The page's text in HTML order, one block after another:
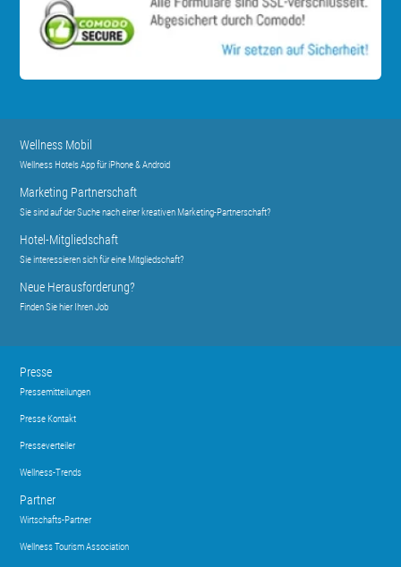
Wellness Mobil
Wellness Hotels App für iPhone & Android
Marketing Partnerschaft
Sie sind auf der Suche nach einer kreativen Marketing-Partnerschaft?
Hotel-Mitgliedschaft
Sie interessieren sich für eine Mitgliedschaft?
Neue Herausforderung?
Finden Sie hier Ihren Job
Presse
Pressemitteilungen
Presse Kontakt
Presseverteiler
Wellness-Trends
Partner
Wirtschafts-Partner
Wellness Tourism Association